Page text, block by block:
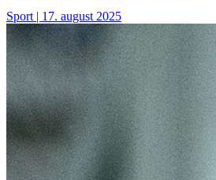
Sport | 17. august 2025